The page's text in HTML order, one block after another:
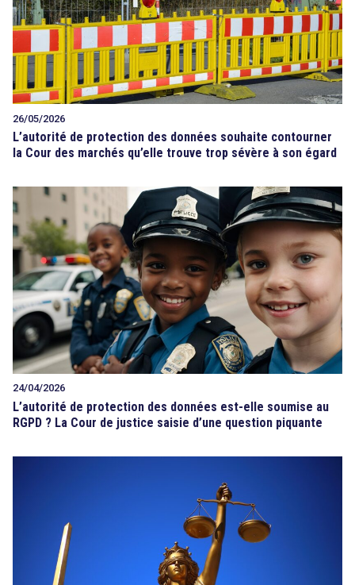
26/05/2026
L’autorité de protection des données souhaite contourner
la Cour des marchés qu’elle trouve trop sévère à son égard
24/04/2026
L’autorité de protection des données est-elle soumise au
RGPD ? La Cour de justice saisie d’une question piquante